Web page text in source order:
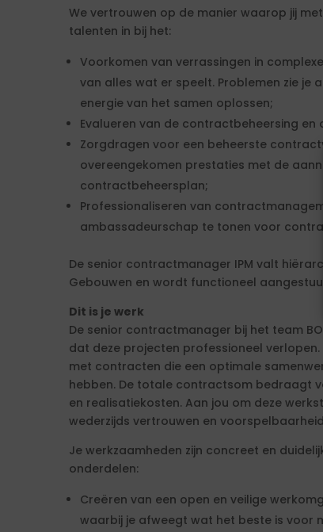
We vertrouwen op de manier waarop jij
talenten in bij het:
Voorkomen van verrassingen in
van alles wat er speelt. Problemen zie je
energie van het samen oplossen;
Evalueren van de contractbeheersing en
Zorgdragen voor een beheerste
overeengekomen prestaties met de
contractbeheersplan;
Professionaliseren van
ambassadeurschap te tonen voor
De senior contractmanager IPM valt
Gebouwen en wordt functioneel
Dit is je werk
De senior contractmanager bij het team
dat deze projecten professioneel
met contracten die een optimale
hebben. De totale contractsom bedraagt
en realisatiekosten. Aan jou om deze
wederzijds vertrouwen en
Je werkzaamheden zijn concreet en
onderdelen:
Creëren van een open en veilige
waarbij je afweegt wat het beste is voor